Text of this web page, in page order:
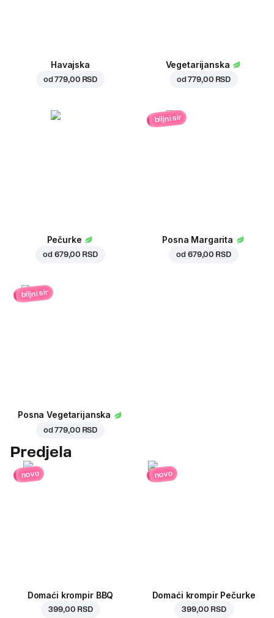
Havajska
od779,00 RSD
Vegetarijanska
od779,00 RSD
Pečurke
od 679,00 RSD
biljni sir
Posna Margarita
od 679,00 RSD
biljni sir
Posna Vegetarijanska
od779,00 RSD
Predjela
novo
Domaći krompir BBQ
399,00 RSD
novo
Domaći krompir Pečurke
399,00 RSD